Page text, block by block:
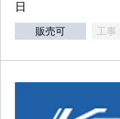
日
販売可 工事